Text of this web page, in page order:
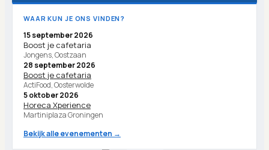
WAAR KUN JE ONS VINDEN?
15 september 2026
Boost je cafetaria
Jongens, Oostzaan
28 september 2026
Boost je cafetaria
ActiFood, Oosterwolde
5 oktober 2026
Horeca Xperience
Martiniplaza Groningen
Bekijk alle evenementen →